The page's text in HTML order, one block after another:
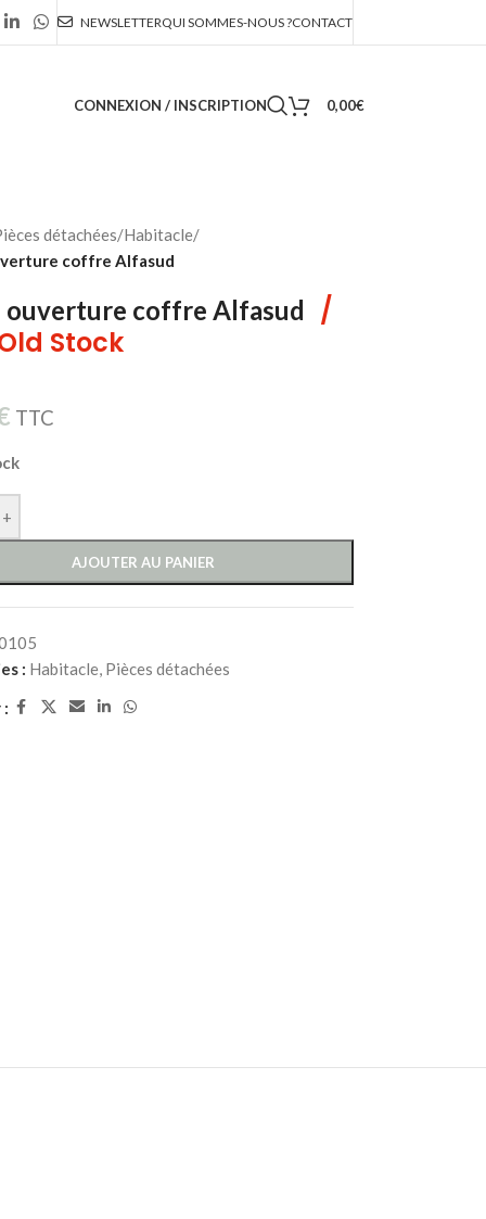
NEWSLETTERQUI SOMMES-NOUS ?CONTACT
CONNEXION / INSCRIPTION 0,00€
détachées/Habitacle/
coffre Alfasud
ouverture coffre Alfasud /
Stock
TTC
+
AJOUTER AU PANIER
: Habitacle, Pièces détachées